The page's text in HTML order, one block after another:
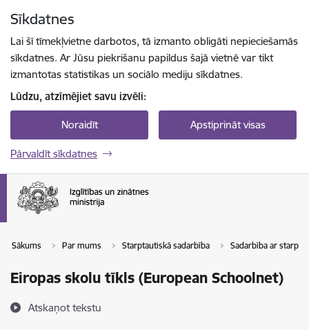
Sīkdatnes
Lai šī tīmekļvietne darbotos, tā izmanto obligāti nepieciešamās
sīkdatnes. Ar Jūsu piekrišanu papildus šajā vietnē var tikt
izmantotas statistikas un sociālo mediju sīkdatnes.
Lūdzu, atzīmējiet savu izvēli:
Noraidīt Apstiprināt visas
Pārvaldīt sīkdatnes
Sākums Par mums Starptautiskā sadarbība Sadarbība ar
Eiropas skolu tīkls (European Schoolnet)
Atskaņot tekstu